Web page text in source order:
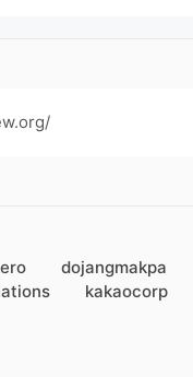
dojangmakpa
kakaocorp